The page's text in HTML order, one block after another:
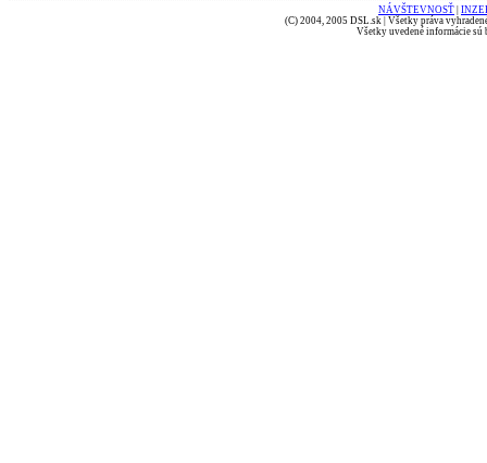
NÁVŠTEVNOSŤ
(C) 2004, 2005 DSL.sk | Všetky práva
Všetky uvedené informácie sú